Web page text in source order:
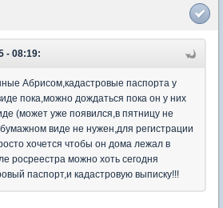
- 08:19:
Абрисом,кадастровые паспорта у
пока,можно дождаться пока он у них
(может уже появился,в пятницу не
виде не нужен,для регистрации
хочется чтобы он дома лежал в
росреестра можно хоть сегодня
паспорт,и кадастровую выписку!!!